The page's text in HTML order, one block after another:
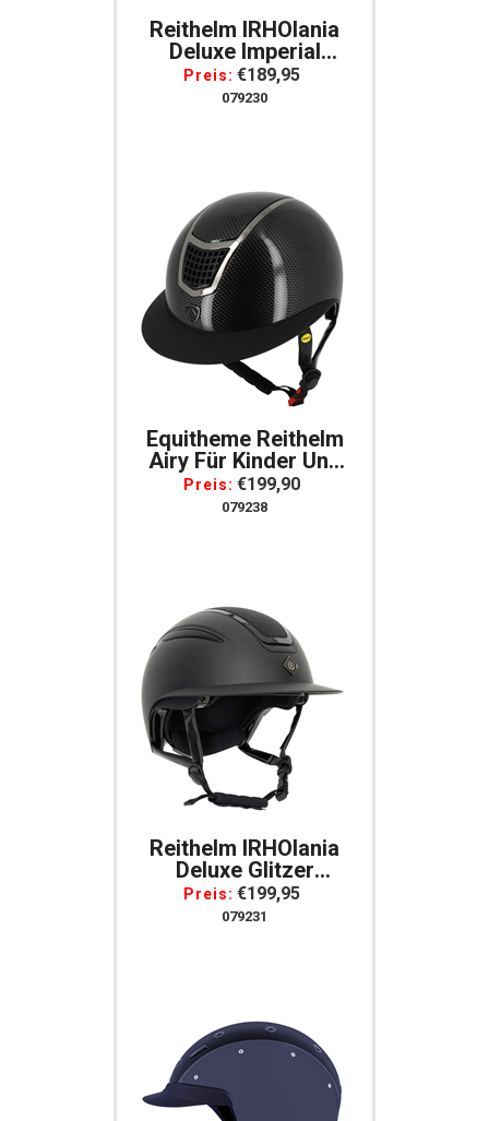
Reithelm IRHOlania
Deluxe Imperial
Riding, Schwarz,
Schmales Visier
Preis: €189,95
079230
Equitheme Reithelm
Airy Für Kinder Und
Erwachsene
Glänzender Carbon
Preis: €199,90
079238
Reithelm IRHOlania
Deluxe Glitzer
Imperial Riding,
Schwarz, Breites
Preis: €199,95
079231